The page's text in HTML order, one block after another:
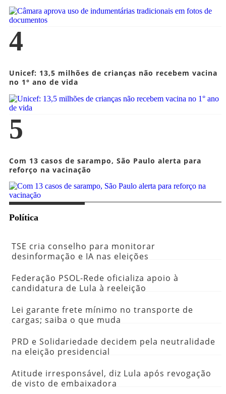
4
Unicef: 13,5 milhões de crianças não recebem vacina
no 1° ano de vida
5
Com 13 casos de sarampo, São Paulo alerta para
reforço na vacinação
Política
TSE cria conselho para monitorar
desinformação e IA nas eleições
Federação PSOL-Rede oficializa apoio à
candidatura de Lula à reeleição
Lei garante frete mínimo no transporte de
cargas; saiba o que muda
PRD e Solidariedade decidem pela neutralidade
na eleição presidencial
Atitude irresponsável, diz Lula após revogação
de visto de embaixadora